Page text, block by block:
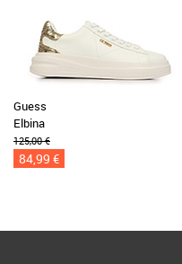
Guess
Elbina
125,00 €
84,99 €